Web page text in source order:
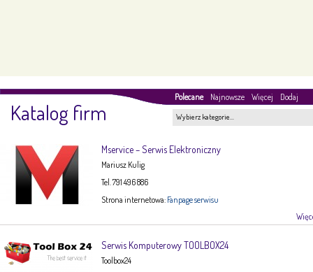
Polecane Najnowsze Więcej Dodaj
Katalog firm Wybierz kategorie…
Mservice – Serwis Elektroniczny
Mariusz Kulig
Tel. 791 496 886
Strona internetowa: Fanpage serwisu
Serwis Komputerowy TOOLBOX24
Toolbox24